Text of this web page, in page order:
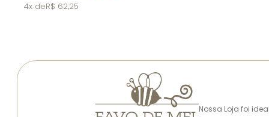
4x R$ 62,25
Nossa Loja foi